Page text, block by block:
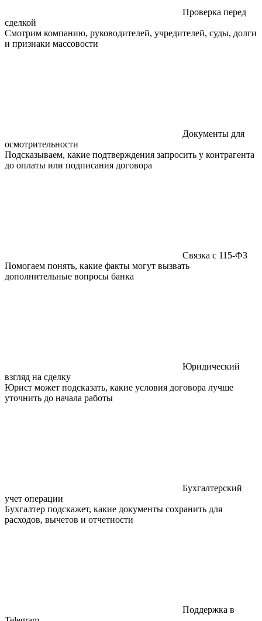
Проверка перед
сделкой
Смотрим компанию, руководителей, учредителей, суды, долги
и признаки массовости
Документы для
осмотрительности
Подсказываем, какие подтверждения запросить у контрагента
до оплаты или подписания договора
Связка с 115-ФЗ
Помогаем понять, какие факты могут вызвать
дополнительные вопросы банка
Юридический
взгляд на сделку
Юрист может подсказать, какие условия договора лучше
уточнить до начала работы
Бухгалтерский
учет операции
Бухгалтер подскажет, какие документы сохранить для
расходов, вычетов и отчетности
Поддержка в